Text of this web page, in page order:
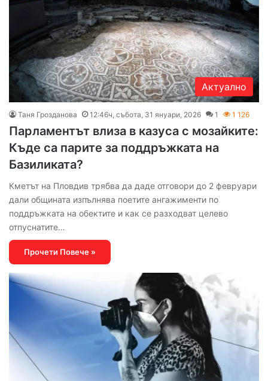
Актуално
Таня Грозданова 12:46ч, събота, 31 януари, 2026 1 1 126
Парламентът влиза в казуса с мозайките:
Къде са парите за поддръжката на
Базиликата?
Кметът на Пловдив трябва да даде отговори до 2 февруари
дали общината изпълнява поетите ангажименти по
поддръжката на обектите и как се разходват целево
отпуснатите…
Прочети Повече »